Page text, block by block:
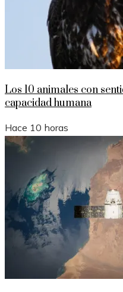
Los 10 animales con
capacidad humana
Hace 10 horas